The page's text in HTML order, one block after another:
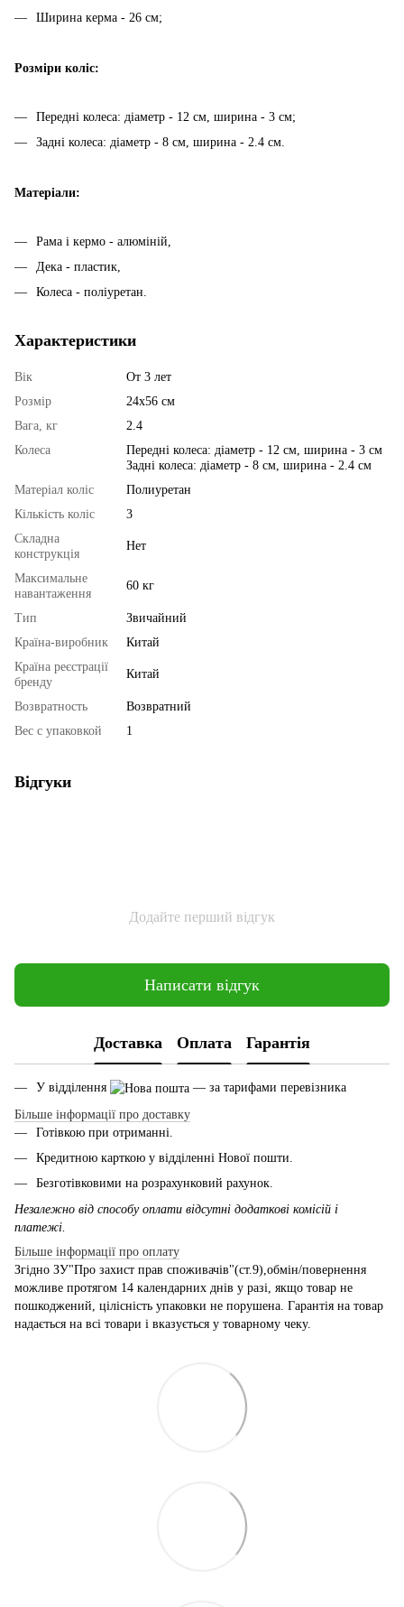
Ширина керма - 26 см;
Розміри коліс:
Передні колеса: діаметр - 12 см, ширина - 3 см;
Задні колеса: діаметр - 8 см, ширина - 2.4 см.
Матеріали:
Рама і кермо - алюміній,
Дека - пластик,
Колеса - поліуретан.
Характеристики
Вік
От 3 лет
Розмір
24х56 см
Вага, кг
2.4
Колеса
Передні колеса: діаметр - 12 см, ширина - 3 см
Задні колеса: діаметр - 8 см, ширина - 2.4 см
Матеріал коліс
Полиуретан
Кількість коліс
3
Складна
конструкція
Нет
Максимальне
навантаження
60 кг
Тип
Звичайний
Країна-виробник
Китай
Країна реєстрації
бренду
Китай
Возвратность
Возвратний
Вес с упаковкой
1
Відгуки
Додайте перший відгук
Написати відгук
Доставка Оплата Гарантія
У відділення
— за тарифами перевізника
Більше інформації про доставку
Готівкою при отриманні.
Кредитною карткою у відділенні Нової пошти.
Безготівковими на розрахунковий рахунок.
Незалежно від способу оплати відсутні додаткові комісій і
платежі.
Більше інформації про оплату
Згідно ЗУ"Про захист прав споживачів"(ст.9),обмін/повернення
можливе протягом 14 календарних днів у разі, якщо товар не
пошкоджений, цілісність упаковки не порушена. Гарантія на товар
надається на всі товари і вказується у товарному чеку.